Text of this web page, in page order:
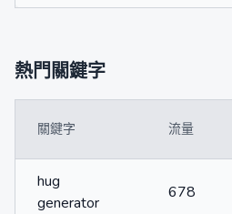
熱門關鍵字
關鍵字 流量
hug
generator
678